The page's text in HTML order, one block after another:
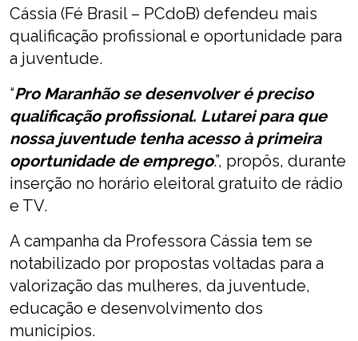
Cássia (Fé Brasil – PCdoB) defendeu mais
qualificação profissional e oportunidade para
a juventude.
“Pro Maranhão se desenvolver é preciso
qualificação profissional. Lutarei para que
nossa juventude tenha acesso à primeira
oportunidade de emprego.”, propôs, durante
inserção no horário eleitoral gratuito de rádio
e TV.
A campanha da Professora Cássia tem se
notabilizado por propostas voltadas para a
valorização das mulheres, da juventude,
educação e desenvolvimento dos
municípios.